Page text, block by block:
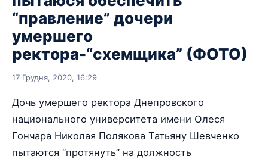
“правление” дочери
умершего
ректора-“схемщика” (ФОТО)
17 Грудня, 2020, 16:29
Дочь умершего ректора Днепровского
национального университета имени Олеся
Гончара Николая Полякова Татьяну Шевченко
пытаются “протянуть” на должность